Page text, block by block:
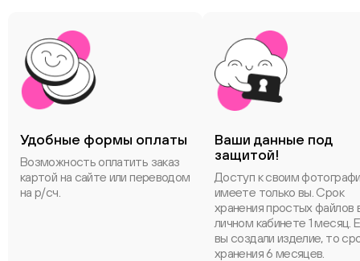
Удобные формы оплаты
Возможность оплатить заказ
картой на сайте или переводом
на р/сч.
Ваши данные под
защитой!
Доступ к своим
имеете только вы. Срок
хранения простых файлов
личном кабинете 1 месяц.
вы создали изделие, то
хранения 6 месяцев.